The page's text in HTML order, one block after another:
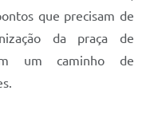
que precisam de
da praça de
um caminho de